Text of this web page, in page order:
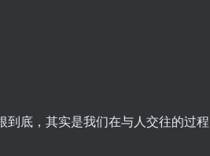
到底，其实是我们在与人交往的过程